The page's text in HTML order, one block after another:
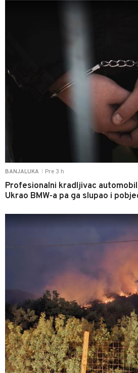
BANJALUKA Pre 3 h
Profesionalni kradljivac
Ukrao BMW-a pa ga slupao i